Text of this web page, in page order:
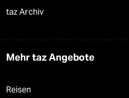
taz Archiv
Mehr taz Angebote
Reisen